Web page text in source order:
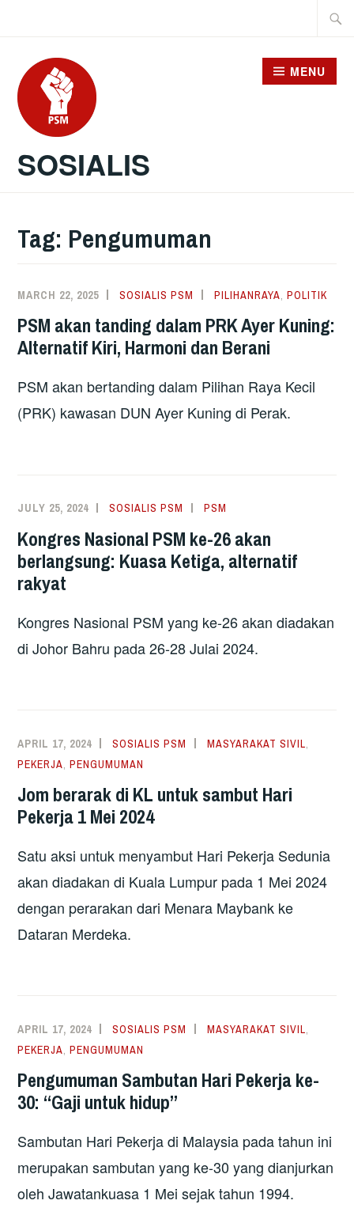
content
SOSIALIS
MENU
Tag: Pengumuman
MARCH 22, 2025 SOSIALIS PSM PILIHANRAYA,POLITIK
PSM akan tanding dalam PRK Ayer Kuning:
Alternatif Kiri, Harmoni dan Berani
PSM akan bertanding dalam Pilihan Raya Kecil
(PRK) kawasan DUN Ayer Kuning di Perak.
JULY 25, 2024 SOSIALIS PSM PSM
Kongres Nasional PSM ke-26 akan
berlangsung: Kuasa Ketiga, alternatif
rakyat
Kongres Nasional PSM yang ke-26 akan diadakan
di Johor Bahru pada 26-28 Julai 2024.
APRIL 17, 2024 SOSIALIS PSM MASYARAKAT SIVIL,
PEKERJA,PENGUMUMAN
Jom berarak di KL untuk sambut Hari
Pekerja 1 Mei 2024
Satu aksi untuk menyambut Hari Pekerja Sedunia
akan diadakan di Kuala Lumpur pada 1 Mei 2024
dengan perarakan dari Menara Maybank ke
Dataran Merdeka.
APRIL 17, 2024 SOSIALIS PSM MASYARAKAT SIVIL,
PEKERJA,PENGUMUMAN
Pengumuman Sambutan Hari Pekerja ke-
30: “Gaji untuk hidup”
Sambutan Hari Pekerja di Malaysia pada tahun ini
merupakan sambutan yang ke-30 yang dianjurkan
oleh Jawatankuasa 1 Mei sejak tahun 1994.